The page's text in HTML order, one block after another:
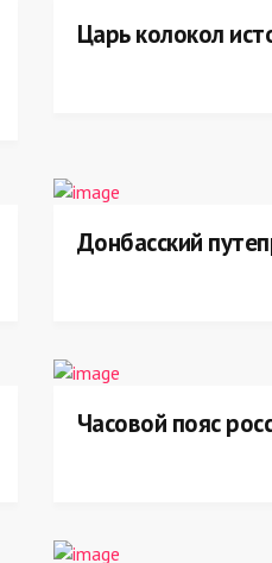
Царь колокол
Донбасский
Часовой пояс